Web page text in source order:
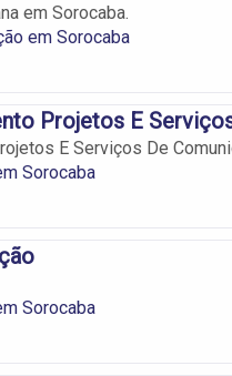
em Sorocaba.
em Sorocaba
Projetos E
E Serviços De
Sorocaba
Sorocaba